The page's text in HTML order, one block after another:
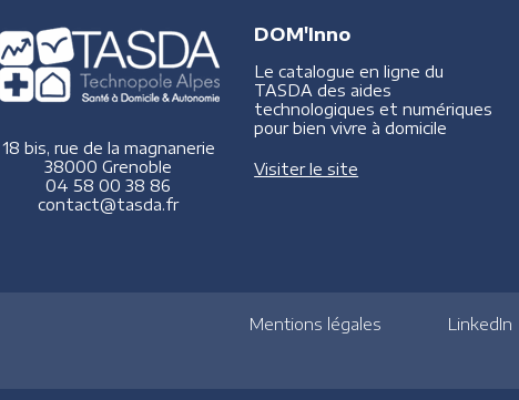
18 bis, rue de la magnanerie
38000 Grenoble
04 58 00 38 86
contact@tasda.fr
DOM'Inno
Le catalogue en ligne du
TASDA des aides
technologiques et numériques
pour bien vivre à domicile
Visiter le site
Mentions légales LinkedIn